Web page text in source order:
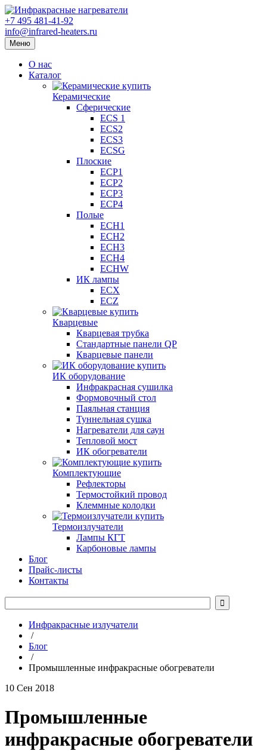
+7 495 481-41-92
info@infrared-heaters.ru
Меню
О нас
Каталог
Керамические
Сферические
ECS 1
ECS2
ECS3
ECSG
Плоские
ECP1
ECP2
ECP3
ECP4
Полые
ECH1
ECH2
ECH3
ECH4
ECHW
ИК лампы
ECX
ECZ
Кварцевые
Кварцевая трубка
Стандартные панели QP
Кварцевые панели
ИК оборудование
Инфракрасная сушилка
Формовочный стол
Паяльная станция
Туннельная сушка
Нагреватели для саун
Тепловой мост
ИК обогреватели
Комплектующие
Рефлекторы
Термостойкий провод
Клеммные колодки
Термоизлучатели
Лампы КГТ
Карбоновые лампы
Блог
Прайс-листы
Контакты

Инфракрасные излучатели
/
Блог
/
Промышленные инфракрасные обогреватели
10 Сен 2018
Промышленные
инфракрасные обогреватели